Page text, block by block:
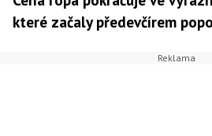
které začaly předevčírem